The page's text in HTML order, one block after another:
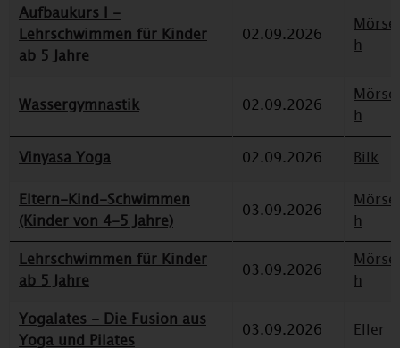
Aufbaukurs I -
Lehrschwimmen für Kinder
ab 5 Jahre
02.09.2026
h
Wassergymnastik 02.09.2026
h
Vinyasa Yoga
02.09.2026
Bilk
Eltern-Kind-Schwimmen
(Kinder von 4-5 Jahre)
03.09.2026
h
Lehrschwimmen für Kinder
ab 5 Jahre
03.09.2026
h
Yogalates - Die Fusion aus
Yoga und Pilates
03.09.2026 Eller